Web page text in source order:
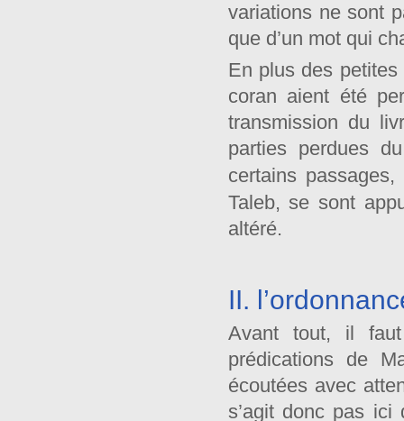
variations ne sont
que d’un mot qui
En plus des
coran aient été
transmission du
parties perdues
certains
Taleb, se sont
altéré.
II.
Avant tout, il
prédications de
écoutées avec
s’agit donc pas ici